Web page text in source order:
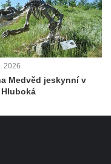
psem
2026
Medvěd jeskynní v
Hluboká